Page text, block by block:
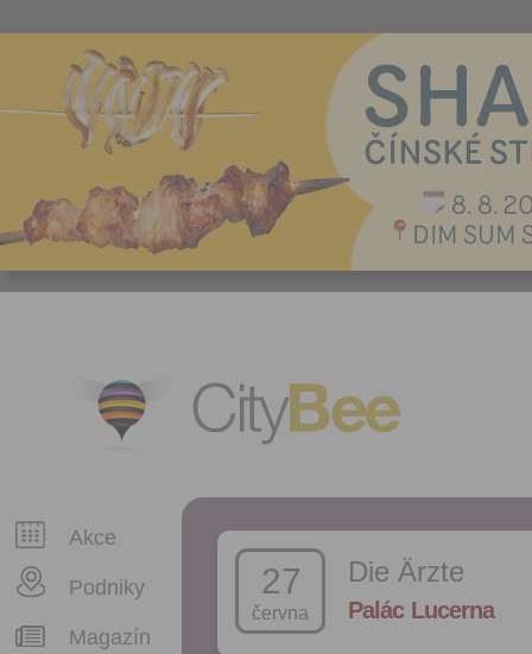
CityBee
Akce
Podniky
Magazín
27
června
Die Ärzte
Palác Lucerna